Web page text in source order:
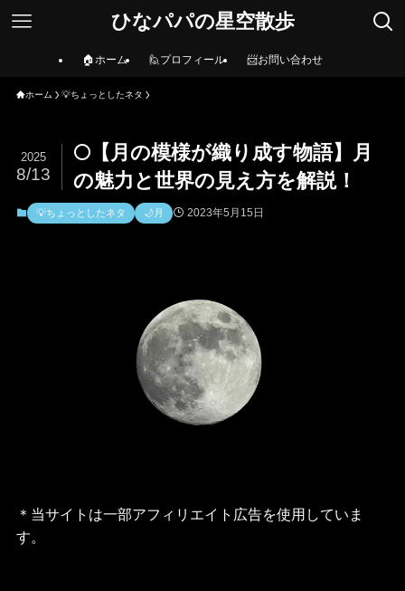
ひなパパの星空散歩
🏠ホーム 🙋プロフィール 📨お問い合わせ
ホーム 💡ちょっとしたネタ
🌕【月の模様が織り成す物語】月
の魅力と世界の見え方を解説！
2025
8/13
💡ちょっとしたネタ 🌙月 2023年5月15日
＊当サイトは一部アフィリエイト広告を使用していま
す。